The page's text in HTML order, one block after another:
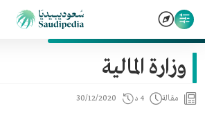
وزارة المالية
مقالة 4 د 30/12/2020